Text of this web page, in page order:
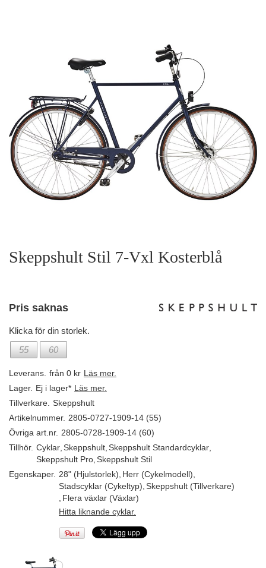
Skeppshult Stil 7-Vxl Kosterblå
Pris saknas
Klicka för din storlek.
55
60
Leverans. från 0 kr Läs mer.
Lager. Ej i lager* Läs mer.
Tillverkare. Skeppshult
Artikelnummer. 2805-0727-1909-14 (55)
Övriga art.nr. 2805-0728-1909-14 (60)
Tillhör. Cyklar Skeppshult Skeppshult Standardcyklar
Skeppshult Pro Skeppshult Stil
Egenskaper. 28" (Hjulstorlek) Herr (Cykelmodell)
Stadscyklar (Cykeltyp) Skeppshult (Tillverkare)
Flera växlar (Växlar)
Hitta liknande cyklar.